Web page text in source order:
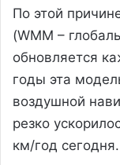
По этой
(WMM –
обновляется
годы эта
воздушной
резко
км/год сегодня.